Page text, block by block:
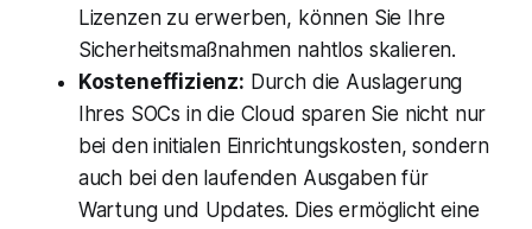
Lizenzen zu erwerben, können Sie Ihre
Sicherheitsmaßnahmen nahtlos skalieren.
Kosteneffizienz: Durch die Auslagerung
Ihres SOCs in die Cloud sparen Sie nicht nur
bei den initialen Einrichtungskosten, sondern
auch bei den laufenden Ausgaben für
Wartung und Updates. Dies ermöglicht eine